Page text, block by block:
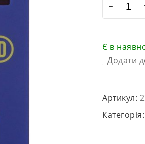
Є в
Додати
Артикул:
Категорія: